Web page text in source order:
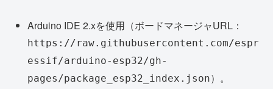
Arduino IDE 2.xを使用（ボードマネージャURL：
https://raw.githubusercontent.com/espr
essif/arduino-esp32/gh-
pages/package_esp32_index.json）。